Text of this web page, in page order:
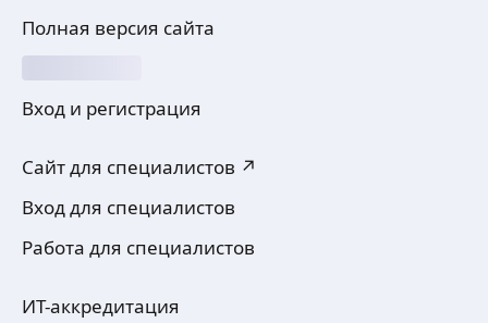
Полная версия сайта
Вход и регистрация
Сайт для специалистов ↗
Вход для специалистов
Работа для специалистов
ИТ-аккредитация